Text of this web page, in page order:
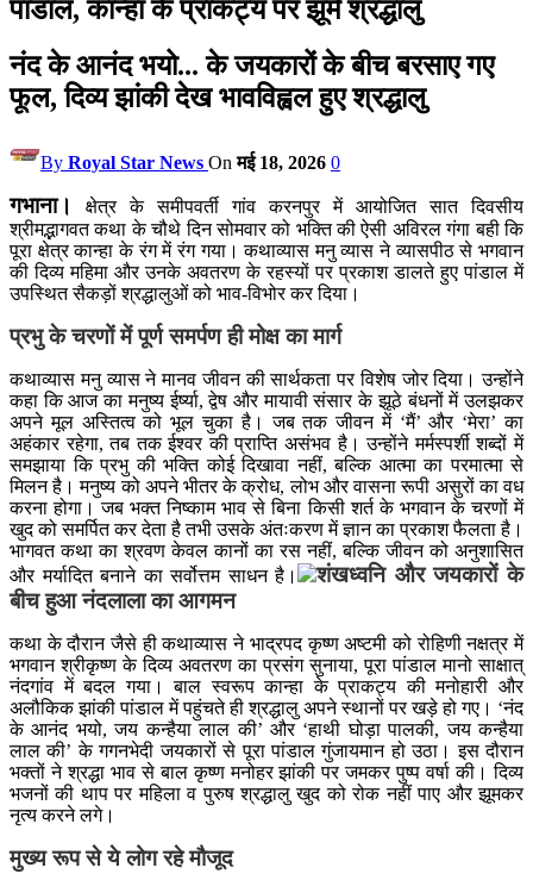
पांडाल, कान्हा के प्राकट्य पर झूमे श्रद्धालु
नंद के आनंद भयो... के जयकारों के बीच बरसाए गए
फूल, दिव्य झांकी देख भावविह्वल हुए श्रद्धालु
By Royal Star News Onमई 18, 2026 0
गभाना।
क्षेत्र के समीपवर्ती गांव करनपुर में आयोजित सात दिवसीय
श्रीमद्भागवत कथा के चौथे दिन सोमवार को भक्ति की ऐसी अविरल गंगा बही कि
पूरा क्षेत्र कान्हा के रंग में रंग गया। कथाव्यास मनु व्यास ने व्यासपीठ से भगवान
की दिव्य महिमा और उनके अवतरण के रहस्यों पर प्रकाश डालते हुए पांडाल में
उपस्थित सैकड़ों श्रद्धालुओं को भाव-विभोर कर दिया।
प्रभु के चरणों में पूर्ण समर्पण ही मोक्ष का मार्ग
कथाव्यास मनु व्यास ने मानव जीवन की सार्थकता पर विशेष जोर दिया। उन्होंने
कहा कि आज का मनुष्य ईर्ष्या, द्वेष और मायावी संसार के झूठे बंधनों में उलझकर
अपने मूल अस्तित्व को भूल चुका है। जब तक जीवन में ‘मैं’ और ‘मेरा’ का
अहंकार रहेगा, तब तक ईश्वर की प्राप्ति असंभव है। उन्होंने मर्मस्पर्शी शब्दों में
समझाया कि प्रभु की भक्ति कोई दिखावा नहीं, बल्कि आत्मा का परमात्मा से
मिलन है। मनुष्य को अपने भीतर के क्रोध, लोभ और वासना रूपी असुरों का वध
करना होगा। जब भक्त निष्काम भाव से बिना किसी शर्त के भगवान के चरणों में
खुद को समर्पित कर देता है तभी उसके अंतःकरण में ज्ञान का प्रकाश फैलता है।
भागवत कथा का श्रवण केवल कानों का रस नहीं, बल्कि जीवन को अनुशासित
और मर्यादित बनाने का सर्वोत्तम साधन है।
शंखध्वनि और जयकारों के
बीच हुआ नंदलाला का आगमन
कथा के दौरान जैसे ही कथाव्यास ने भाद्रपद कृष्ण अष्टमी को रोहिणी नक्षत्र में
भगवान श्रीकृष्ण के दिव्य अवतरण का प्रसंग सुनाया, पूरा पांडाल मानो साक्षात्
नंदगांव में बदल गया। बाल स्वरूप कान्हा के प्राकट्य की मनोहारी और
अलौकिक झांकी पांडाल में पहुंचते ही श्रद्धालु अपने स्थानों पर खड़े हो गए। ‘नंद
के आनंद भयो, जय कन्हैया लाल की’ और ‘हाथी घोड़ा पालकी, जय कन्हैया
लाल की’ के गगनभेदी जयकारों से पूरा पांडाल गुंजायमान हो उठा। इस दौरान
भक्तों ने श्रद्धा भाव से बाल कृष्ण मनोहर झांकी पर जमकर पुष्प वर्षा की। दिव्य
भजनों की थाप पर महिला व पुरुष श्रद्धालु खुद को रोक नहीं पाए और झूमकर
नृत्य करने लगे।
मुख्य रूप से ये लोग रहे मौजूद